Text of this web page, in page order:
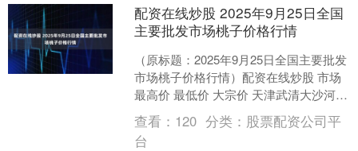
配资在线炒股 2025年9月25日全国
主要批发市场桃子价格行情
（原标题：2025年9月25日全国主要批发
市场桃子价格行情）配资在线炒股 市场
最高价 最低价 大宗价 天津武清大沙河批
发市场 6.00 3.40 4.70 邯....
查看： 120 分类： 股票配资公司平
台